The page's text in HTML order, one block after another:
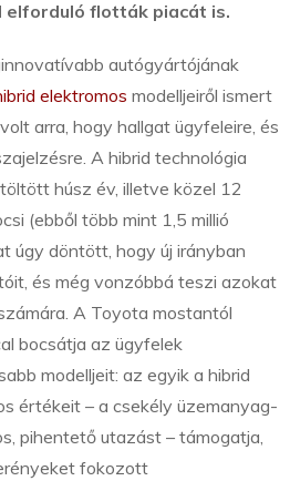
elforduló flották piacát is.
autógyártójának
elektromos modelljeiről ismert
arra, hogy hallgat ügyfeleire, és
A hibrid technológia
húsz év, illetve közel 12
(ebből több mint 1,5 millió
úgy döntött, hogy új irányban
és még vonzóbbá teszi azokat
A Toyota mostantól
bocsátja az ügyfelek
modelljeit: az egyik a hibrid
értékeit – a csekély üzemanyag-
pihentető utazást – támogatja,
fokozott